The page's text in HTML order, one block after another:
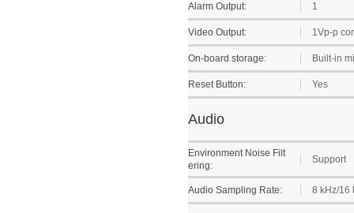
Alarm Output: 1
Video Output: 1Vp-p
On-board storage: Built-in
Reset Button: Yes
Audio
Environment Noise Filt
ering:
Support
Audio Sampling Rate: 8 kHz/16